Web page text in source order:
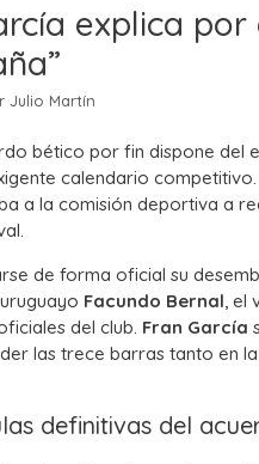
explica
Julio Martín
bético por fin dispone del
calendario
a la comisión deportiva a
de forma oficial su
Facundo Bernal, el
del club. Fran García
las trece barras tanto en
definitivas del